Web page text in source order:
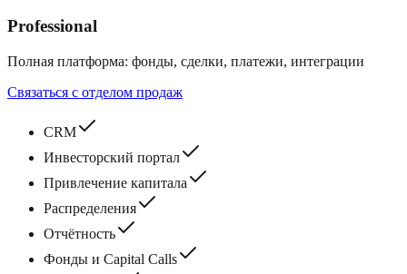
Professional
Полная платформа: фонды, сделки, платежи, интеграции
Связаться с отделом продаж
CRM
Инвесторский портал
Привлечение капитала
Распределения
Отчётность
Фонды и Capital Calls